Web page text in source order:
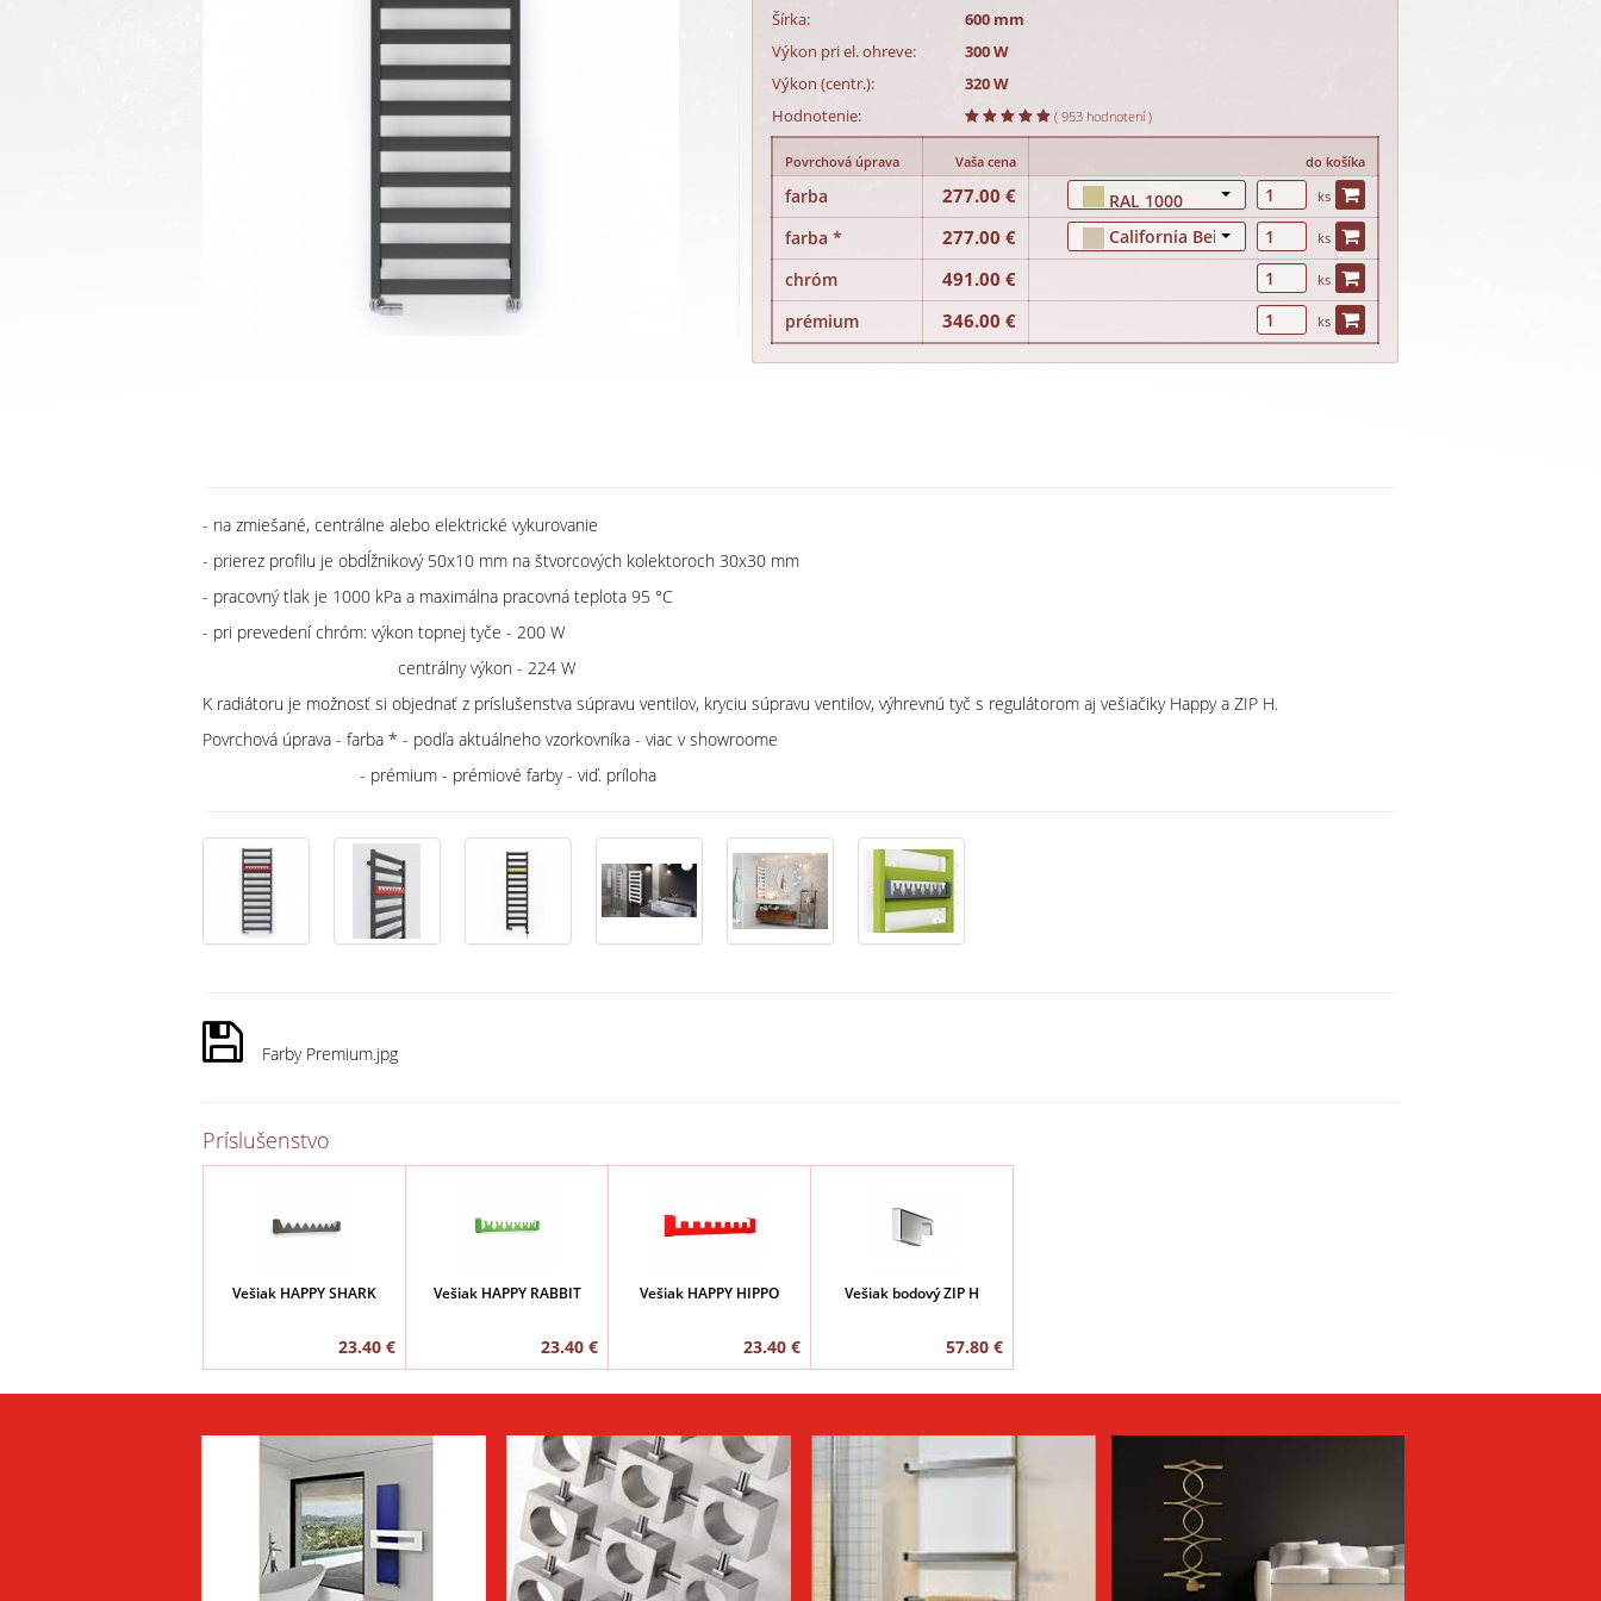
Šírka:
600 mm
Výkon pri el. ohreve:
300 W
Výkon (centr.):
320 W
Hodnotenie:
( 953 hodnotení )
Povrchová úprava Vaša cena do košíka
farba 277.00 € RAL 1000 ks
farba * 277.00 € California Beige ks
chróm 491.00 € ks
prémium 346.00 € ks
- na zmiešané, centrálne alebo elektrické vykurovanie
- prierez profilu je obdĺžnikový 50x10 mm na štvorcových kolektoroch 30x30 mm
- pracovný tlak je 1000 kPa a maximálna pracovná teplota 95 °C
- pri prevedení chróm: výkon topnej tyče - 200 W
centrálny výkon - 224 W
K radiátoru je možnosť si objednať z príslušenstva súpravu ventilov, kryciu súpravu ventilov, výhrevnú tyč s regulátorom aj vešiačiky Happy a ZIP H.
Povrchová úprava - farba * - podľa aktuálneho vzorkovníka - viac v showroome
- prémium - prémiové farby - viď. príloha
Farby Premium.jpg
Príslušenstvo
Vešiak HAPPY SHARK
23.40 €
Vešiak HAPPY RABBIT
23.40 €
Vešiak HAPPY HIPPO
23.40 €
Vešiak bodový ZIP H
57.80 €